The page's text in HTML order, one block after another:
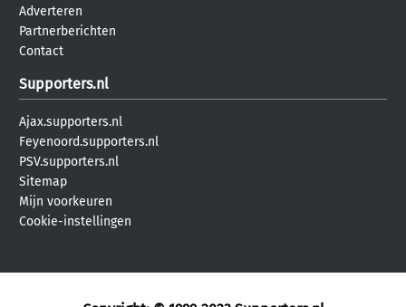
Adverteren
Partnerberichten
Contact
Supporters.nl
Ajax.supporters.nl
Feyenoord.supporters.nl
PSV.supporters.nl
Sitemap
Mijn voorkeuren
Cookie-instellingen